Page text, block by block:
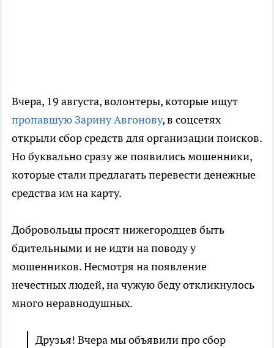
Вчера, 19 августа, волонтеры, которые ищут
пропавшую Зарину Авгонову, в соцсетях
открыли сбор средств для организации поисков.
Но буквально сразу же появились мошенники,
которые стали предлагать перевести денежные
средства им на карту.
Добровольцы просят нижегородцев быть
бдительными и не идти на поводу у
мошенников. Несмотря на появление
нечестных людей, на чужую беду откликнулось
много неравнодушных.
Друзья! Вчера мы объявили про сбор